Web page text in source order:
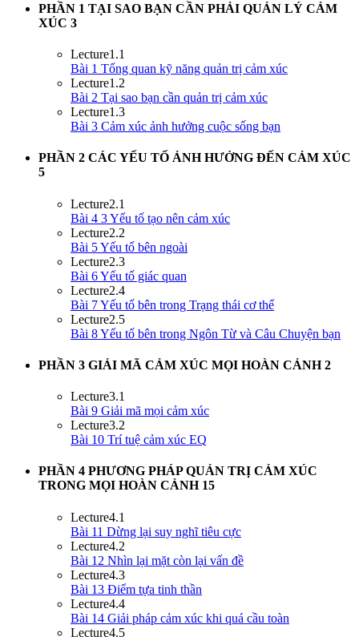
PHẦN 1 TẠI SAO BẠN CẦN PHẢI QUẢN LÝ CẢM
XÚC 3
Lecture1.1
Bài 1 Tổng quan kỹ năng quản trị cảm xúc
Lecture1.2
Bài 2 Tại sao bạn cần quản trị cảm xúc
Lecture1.3
Bài 3 Cảm xúc ảnh hưởng cuộc sống bạn
PHẦN 2 CÁC YẾU TỐ ẢNH HƯỞNG ĐẾN CẢM XÚC
5
Lecture2.1
Bài 4 3 Yếu tố tạo nên cảm xúc
Lecture2.2
Bài 5 Yếu tố bên ngoài
Lecture2.3
Bài 6 Yếu tố giác quan
Lecture2.4
Bài 7 Yếu tố bên trong Trạng thái cơ thể
Lecture2.5
Bài 8 Yếu tố bên trong Ngôn Từ và Câu Chuyện bạn
PHẦN 3 GIẢI MÃ CẢM XÚC MỌI HOÀN CẢNH2
Lecture3.1
Bài 9 Giải mã mọi cảm xúc
Lecture3.2
Bài 10 Trí tuệ cảm xúc EQ
PHẦN 4 PHƯƠNG PHÁP QUẢN TRỊ CẢM XÚC
TRONG MỌI HOÀN CẢNH 15
Lecture4.1
Bài 11 Dừng lại suy nghĩ tiêu cực
Lecture4.2
Bài 12 Nhìn lại mặt còn lại vấn đề
Lecture4.3
Bài 13 Điểm tựa tinh thần
Lecture4.4
Bài 14 Giải pháp cảm xúc khi quá cầu toàn
Lecture4.5